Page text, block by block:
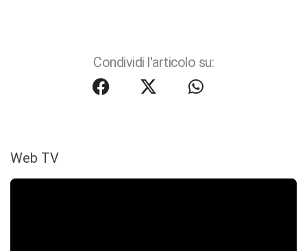
Condividi l'articolo su:
Web TV